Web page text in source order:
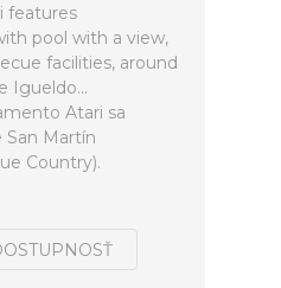
features
pool with a view,
facilities, around
Igueldo...
Atari sa
San Martín
Country).